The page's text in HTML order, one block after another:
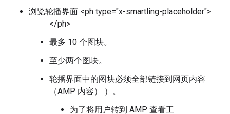
浏览轮播界面 <ph type="x-smartling-placeholder">
</ph>
最多 10 个图块。
至少两个图块。
轮播界面中的图块必须全部链接到网页内容
（AMP 内容） ）。
为了将用户转到 AMP 查看工